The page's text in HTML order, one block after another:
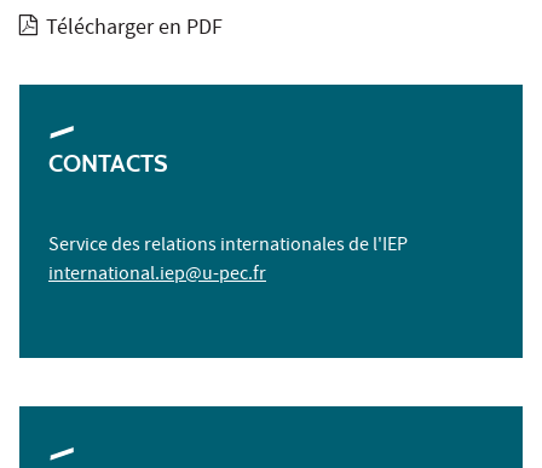
Télécharger en PDF
CONTACTS
Service des relations internationales de l'IEP
international.iep@u-pec.fr